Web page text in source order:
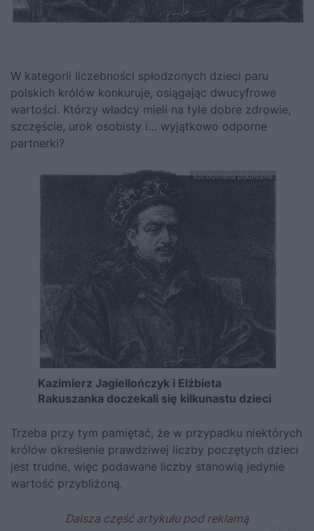
W kategorii liczebności spłodzonych dzieci paru
polskich królów konkuruje, osiągając dwucyfrowe
wartości. Którzy władcy mieli na tyle dobre zdrowie,
szczęście, urok osobisty i… wyjątkowo odporne
partnerki?
fot.domena publiczna
Kazimierz Jagiellończyk i Elżbieta
Rakuszanka doczekali się kilkunastu dzieci
Trzeba przy tym pamiętać, że w przypadku niektórych
królów określenie prawdziwej liczby poczętych dzieci
jest trudne, więc podawane liczby stanowią jedynie
wartość przybliżoną.